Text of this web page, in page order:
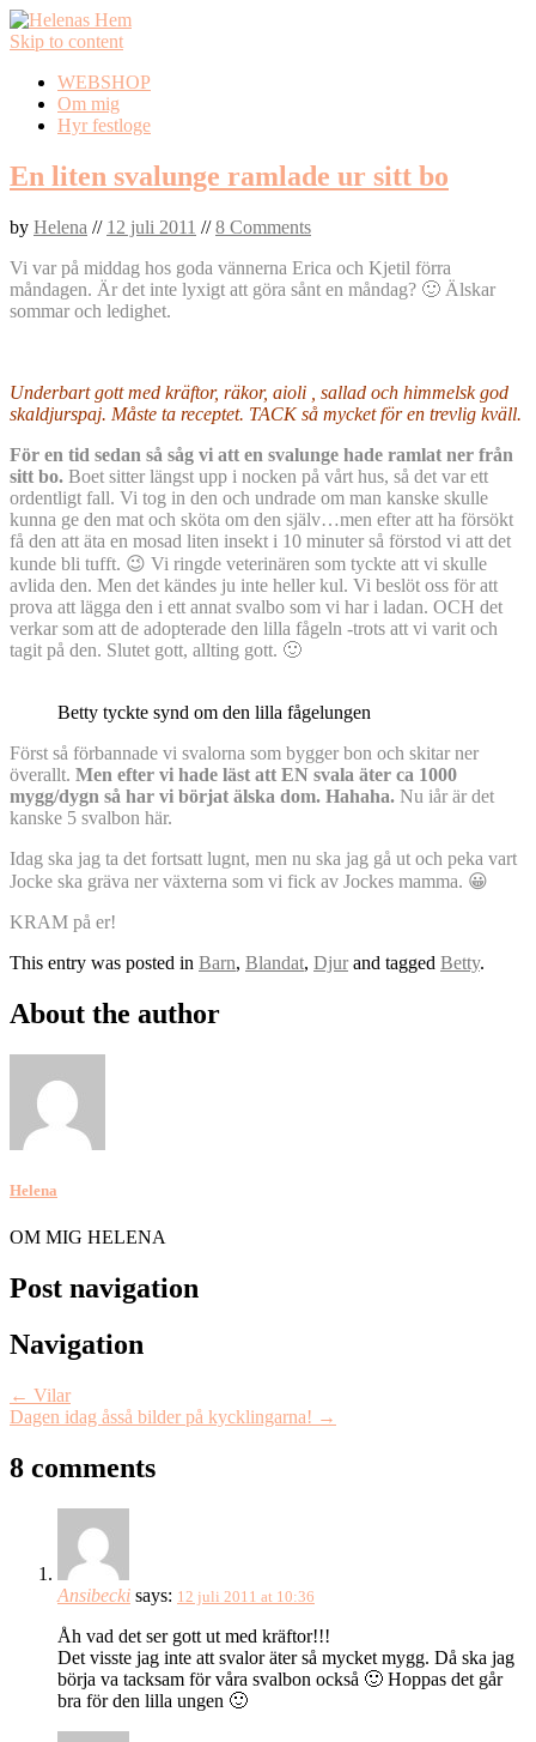
Skip to content
WEBSHOP
Om mig
Hyr festloge
En liten svalunge ramlade ur sitt bo
by Helena // 12 juli 2011 //8 Comments
Vi var på middag hos goda vännerna Erica och Kjetil förra
måndagen. Är det inte lyxigt att göra sånt en måndag? 🙂 Älskar
sommar och ledighet.
Underbart gott med kräftor, räkor, aioli , sallad och himmelsk god
skaldjurspaj. Måste ta receptet. TACK så mycket för en trevlig kväll.
För en tid sedan så såg vi att en svalunge hade ramlat ner från
sitt bo. Boet sitter längst upp i nocken på vårt hus, så det var ett
ordentligt fall. Vi tog in den och undrade om man kanske skulle
kunna ge den mat och sköta om den själv…men efter att ha försökt
få den att äta en mosad liten insekt i 10 minuter så förstod vi att det
kunde bli tufft. 😉 Vi ringde veterinären som tyckte att vi skulle
avlida den. Men det kändes ju inte heller kul. Vi beslöt oss för att
prova att lägga den i ett annat svalbo som vi har i ladan. OCH det
verkar som att de adopterade den lilla fågeln -trots att vi varit och
tagit på den. Slutet gott, allting gott. 🙂
Betty tyckte synd om den lilla fågelungen
Först så förbannade vi svalorna som bygger bon och skitar ner
överallt. Men efter vi hade läst att EN svala äter ca 1000
mygg/dygn så har vi börjat älska dom. Hahaha. Nu iår är det
kanske 5 svalbon här.
Idag ska jag ta det fortsatt lugnt, men nu ska jag gå ut och peka vart
Jocke ska gräva ner växterna som vi fick av Jockes mamma. 😀
KRAM på er!
This entry was posted in Barn, Blandat, Djurand tagged Betty.
About the author
Helena
OM MIG HELENA
Post navigation
Navigation
← Vilar
Dagen idag åsså bilder på kycklingarna! →
8 comments
Ansibecki says: 12 juli 2011 at 10:36
Åh vad det ser gott ut med kräftor!!!
Det visste jag inte att svalor äter så mycket mygg. Då ska jag
börja va tacksam för våra svalbon också 🙂 Hoppas det går
bra för den lilla ungen 🙂